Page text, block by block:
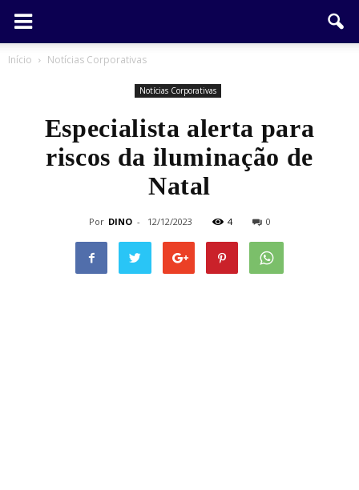
Início Notícias Corporativas
Notícias Corporativas
Especialista alerta para
riscos da iluminação de
Natal
Por DINO - 12/12/2023 4 0